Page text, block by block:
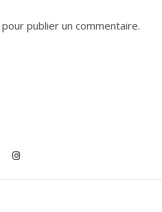
pour publier un commentaire.